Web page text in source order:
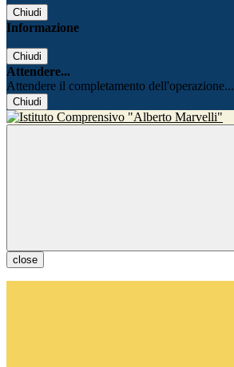
Chiudi
Informazione
Chiudi
Attendere...
Attendere il completamento dell'operazione...
Chiudi
close